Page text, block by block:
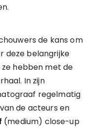
de kans om
deze belangrijke
hebben met de
In zijn
regelmatig
de acteurs en
(medium) close-up